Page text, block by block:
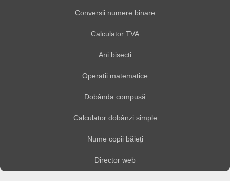
Conversii numere binare
Calculator TVA
Ani bisecți
Operații matematice
Dobânda compusă
Calculator dobânzi simple
Nume copii băieți
Director web